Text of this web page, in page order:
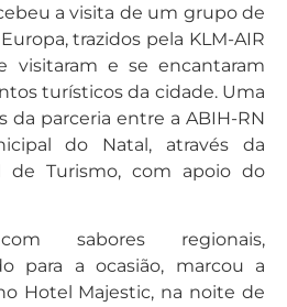
a visita de um grupo de
trazidos pela KLM-AIR
visitaram e se encantaram
turísticos da cidade. Uma
da parceria entre a ABIH-RN
do Natal, através da
de Turismo, com apoio do
sabores regionais,
para a ocasião, marcou a
Hotel Majestic, na noite de